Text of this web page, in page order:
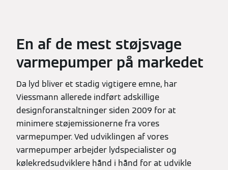
En af de mest støjsvage
varmepumper på markedet
Da lyd bliver et stadig vigtigere emne, har
Viessmann allerede indført adskillige
designforanstaltninger siden 2009 for at
minimere støjemissionerne fra vores
varmepumper. Ved udviklingen af vores
varmepumper arbejder lydspecialister og
kølekredsudviklere hånd i hånd for at udvikle